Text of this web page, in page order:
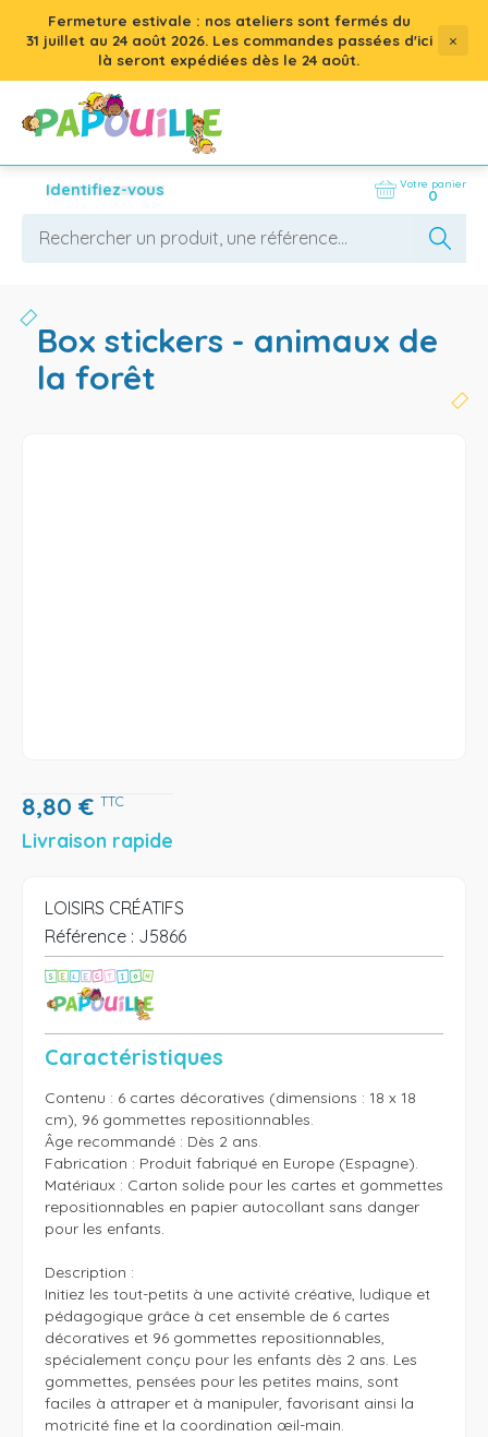
Fermeture estivale : nos ateliers sont fermés du
31 juillet au 24 août 2026. Les commandes passées d'ici
là seront expédiées dès le 24 août.
×
Identifiez-vous Votre panier
0
box stickers - animaux de
la forêt
8,80 € TTC
Livraison rapide
LOISIRS CRÉATIFS
Référence : J5866
Caractéristiques
Contenu : 6 cartes décoratives (dimensions : 18 x 18
cm), 96 gommettes repositionnables.
Âge recommandé : Dès 2 ans.
Fabrication : Produit fabriqué en Europe (Espagne).
Matériaux : Carton solide pour les cartes et gommettes
repositionnables en papier autocollant sans danger
pour les enfants.
Description :
Initiez les tout-petits à une activité créative, ludique et
pédagogique grâce à cet ensemble de 6 cartes
décoratives et 96 gommettes repositionnables,
spécialement conçu pour les enfants dès 2 ans. Les
gommettes, pensées pour les petites mains, sont
faciles à attraper et à manipuler, favorisant ainsi la
motricité fine et la coordination œil-main.